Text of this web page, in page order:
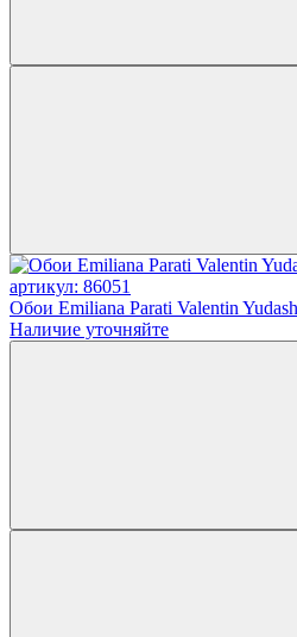
артикул: 86051
Обои Emiliana Parati Valentin
Наличие уточняйте